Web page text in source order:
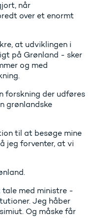
når
over et enormt
at udviklingen i
på Grønland - sker
og med
forskning der udføres
grønlandske
til at besøge mine
jeg forventer, at vi
med ministre -
Jeg håber
Og måske får